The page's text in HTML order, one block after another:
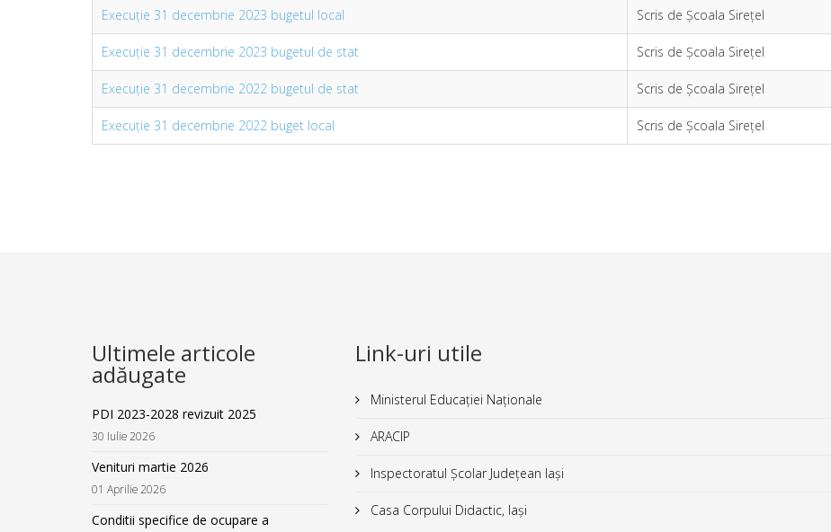
Execuție 31 decembrie 2023 bugetul local Scris de Școala Sirețel
Execuție 31 decembrie 2023 bugetul de stat Scris de Școala Sirețel
Execuție 31 decembrie 2022 bugetul de stat Scris de Școala Sirețel
Execuție 31 decembrie 2022 buget local Scris de Școala Sirețel
Ultimele articole
adăugate
PDI 2023-2028 revizuit 2025
30 Iulie 2026
Venituri martie 2026
01 Aprilie 2026
Conditii specifice de ocupare a
Link-uri utile
Ministerul Educației Naționale
ARACIP
Inspectoratul Școlar Județean Iași
Casa Corpului Didactic, Iași